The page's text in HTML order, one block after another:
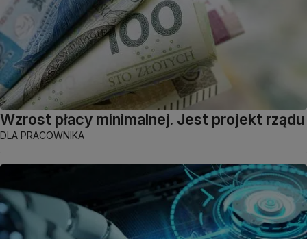
Wzrost płacy minimalnej. Jest projekt rządu
DLA PRACOWNIKA